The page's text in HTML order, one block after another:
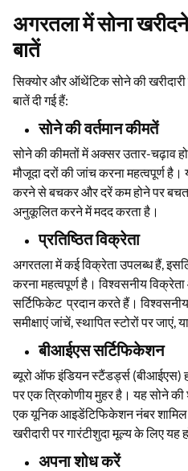
अगरतला में सोना
बातें
सिक्योर और ऑथेंटिक सोने की
बातें दी गई हैं:
सोने की वर्तमान कीमतें
सोने की कीमतों में अक्सर उतार-चढ़ाव
मौजूदा दरों की जांच करना महत्वपूर्ण
करने से बचकर और दरें कम होने पर
अनुकूलित करने में मदद करता है।
प्रतिष्ठित विक्रेता
अगरतला में कई विक्रेता उपलब्ध हैं,
करना महत्वपूर्ण है। विश्वसनीय
सर्टिफिकेट प्रदान करते हैं।
समीक्षाएं जांचें, स्थापित स्टोरों पर जाएं,
बीआईएस सर्टिफिकेशन
ब्यूरो ऑफ इंडियन स्टैंडर्ड्स (बीआईएस)
पर एक त्रिकोणीय मुहर है। यह सोने की
एक यूनिक आइडेंटिफिकेशन नंबर
खरीदारी पर गारंटीशुदा मूल्य के लिए यह
अपना शोध करें